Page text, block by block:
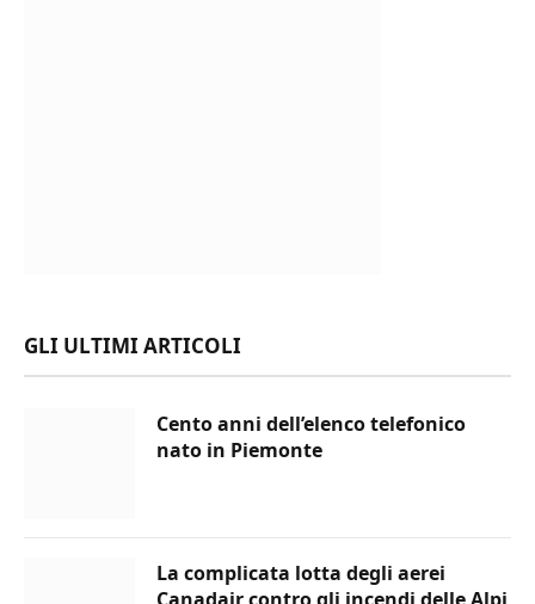
GLI ULTIMI ARTICOLI
Cento anni dell’elenco telefonico
nato in Piemonte
La complicata lotta degli aerei